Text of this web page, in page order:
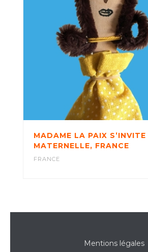
MADAME LA PAIX S’INVITE
MATERNELLE, FRANCE
FRANCE
Mentions légales